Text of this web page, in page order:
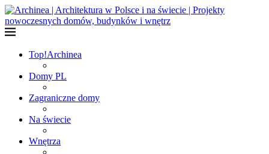
Top!Archinea
Domy PL
Zagraniczne domy
Na świecie
Wnętrza